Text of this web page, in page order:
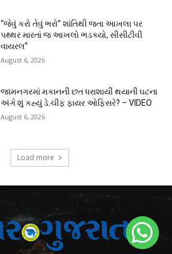
“જેવું કરો તેવું ભરો” શાંતિથી જતા આખલા પર
પથ્થર મારતાં જ આખલો ભડક્યો, સીસીટીવી
વાયરલ”
August 6, 2026
જામનગરમાં મકાનની છત ધરાશાયી થયાની ઘટના
અંગે શું કહ્યું ડે.ચીફ ફાયર ઓફિસરે? – VIDEO
August 6, 2026
Load more